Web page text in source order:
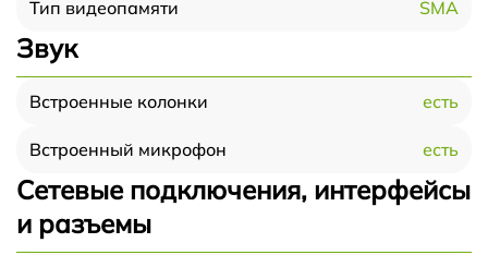
Тип видеопамяти SMA
Звук
Встроенные колонки есть
Встроенный микрофон есть
Сетевые подключения, интерфейсы
и разъемы